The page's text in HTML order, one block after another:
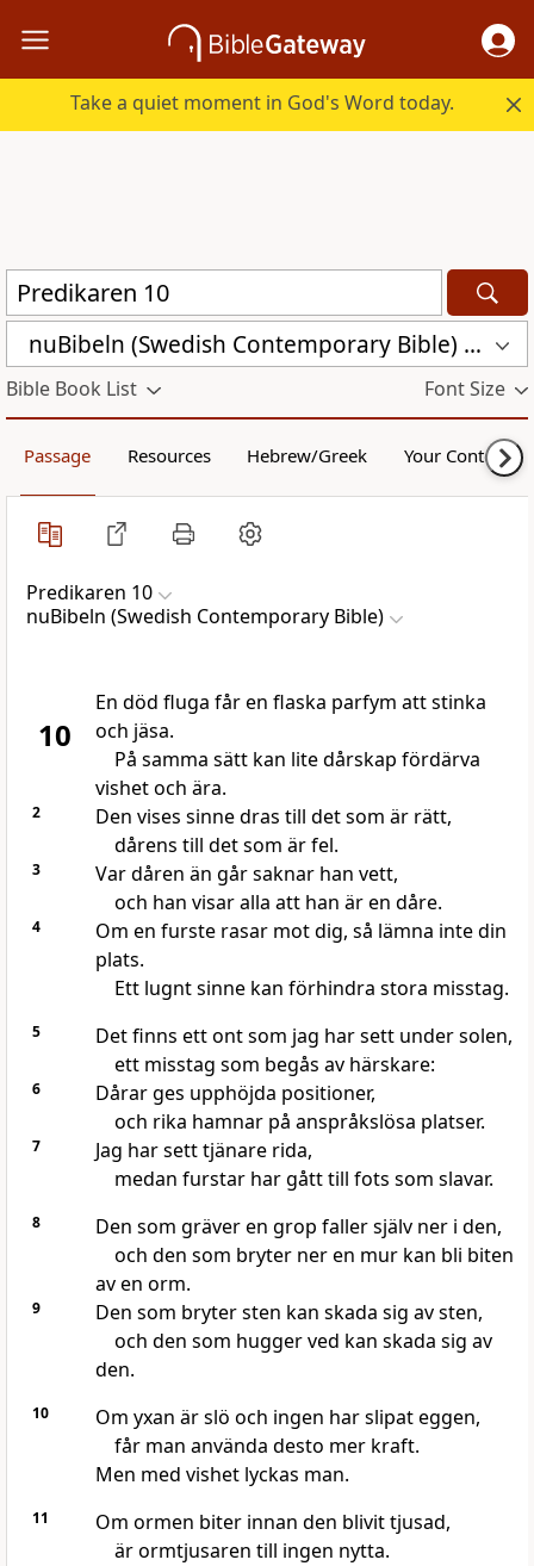
Take a quiet moment in God's Word today.
nuBibeln (Swedish Contemporary Bible) (NUB)
Bible Book List Font Size
Passage Resources Hebrew/Greek Your Content
Predikaren 10
nuBibeln (Swedish Contemporary Bible)
10
En död fluga får en flaska parfym att stinka
och jäsa.
På samma sätt kan lite dårskap fördärva
vishet och ära.
2
Den vises sinne dras till det som är rätt,
dårens till det som är fel.
3
Var dåren än går saknar han vett,
och han visar alla att han är en dåre.
4
Om en furste rasar mot dig, så lämna inte din
plats.
Ett lugnt sinne kan förhindra stora misstag.
5
Det finns ett ont som jag har sett under solen,
ett misstag som begås av härskare:
6
Dårar ges upphöjda positioner,
och rika hamnar på anspråkslösa platser.
7
Jag har sett tjänare rida,
medan furstar har gått till fots som slavar.
8
Den som gräver en grop faller själv ner i den,
och den som bryter ner en mur kan bli biten
av en orm.
9
Den som bryter sten kan skada sig av sten,
och den som hugger ved kan skada sig av
den.
10
Om yxan är slö och ingen har slipat eggen,
får man använda desto mer kraft.
Men med vishet lyckas man.
11
Om ormen biter innan den blivit tjusad,
är ormtjusaren till ingen nytta.